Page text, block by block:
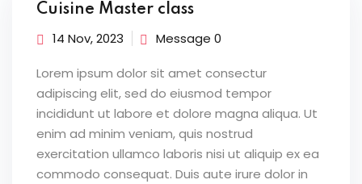
Cuisine Master class
14 Nov, 2023 Message 0
Lorem ipsum dolor sit amet consectur
adipiscing elit, sed do eiusmod tempor
incididunt ut labore et dolore magna aliqua. Ut
enim ad minim veniam, quis nostrud
exercitation ullamco laboris nisi ut aliquip ex ea
commodo consequat. Duis aute irure dolor in